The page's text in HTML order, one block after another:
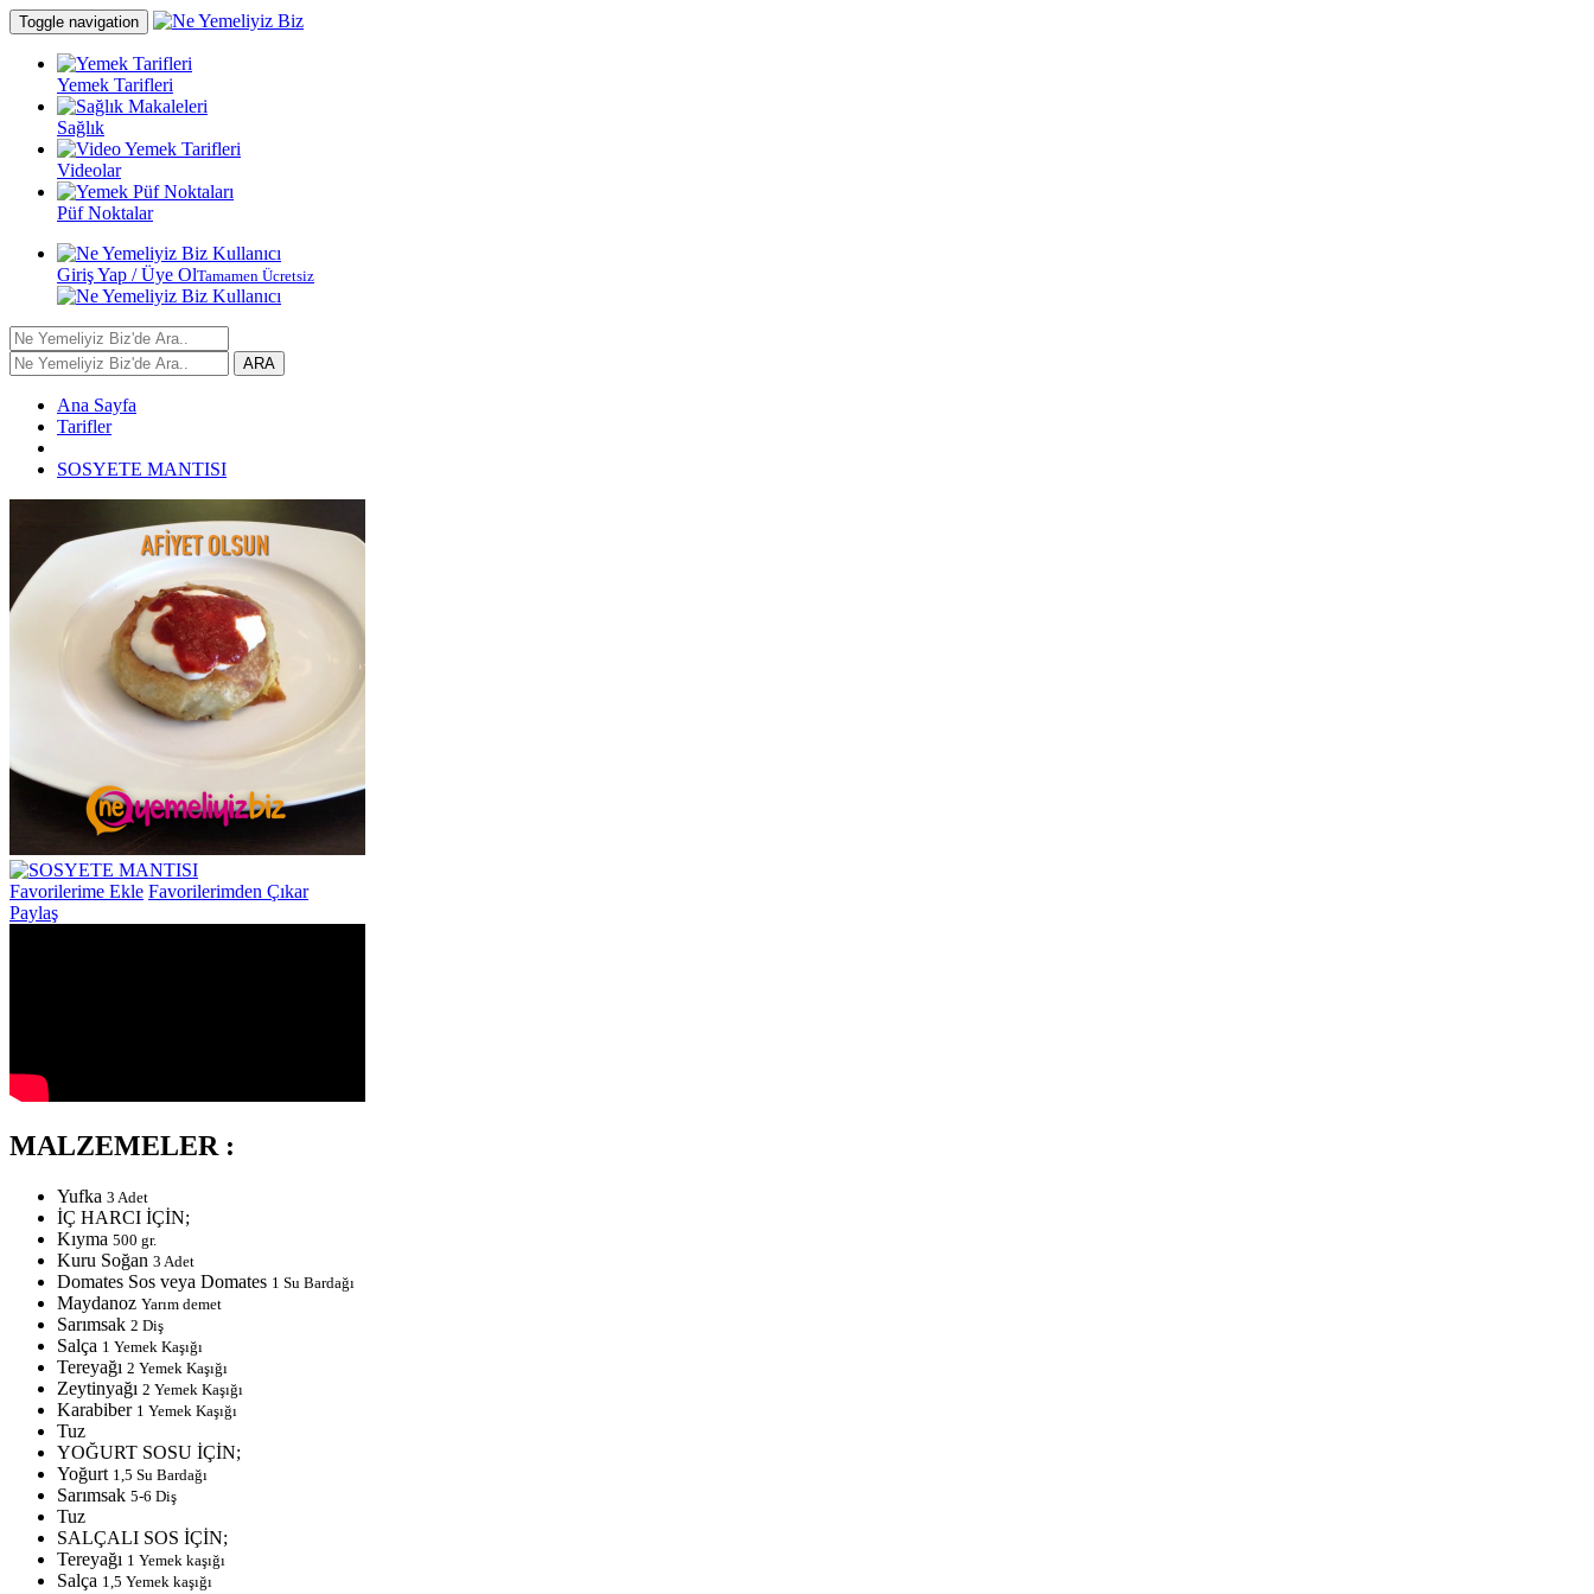
Toggle navigation
Yemek Tarifleri
Sağlık
Videolar
Püf Noktalar
Giriş Yap / Üye OlTamamen Ücretsiz
ARA
Ana Sayfa
Tarifler
SOSYETE MANTISI
Favorilerime Ekle Favorilerimden Çıkar
Paylaş
MALZEMELER :
Yufka 3 Adet
İÇ HARCI İÇİN;
Kıyma 500 gr.
Kuru Soğan 3 Adet
Domates Sos veya Domates 1 Su Bardağı
Maydanoz Yarım demet
Sarımsak 2 Diş
Salça 1 Yemek Kaşığı
Tereyağı 2 Yemek Kaşığı
Zeytinyağı 2 Yemek Kaşığı
Karabiber 1 Yemek Kaşığı
Tuz
YOĞURT SOSU İÇİN;
Yoğurt 1,5 Su Bardağı
Sarımsak 5-6 Diş
Tuz
SALÇALI SOS İÇİN;
Tereyağı 1 Yemek kaşığı
Salça 1,5 Yemek kaşığı